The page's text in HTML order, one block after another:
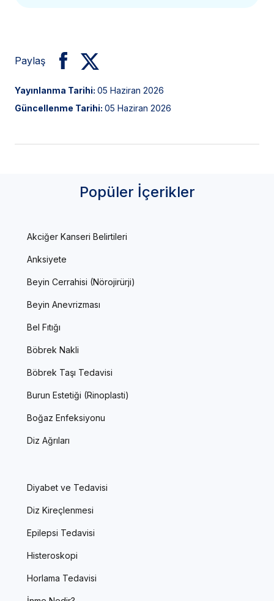
Paylaş
Yayınlanma Tarihi: 05 Haziran 2026
Güncellenme Tarihi: 05 Haziran 2026
Popüler İçerikler
Akciğer Kanseri Belirtileri
Anksiyete
Beyin Cerrahisi (Nörojirürji)
Beyin Anevrizması
Bel Fıtığı
Böbrek Nakli
Böbrek Taşı Tedavisi
Burun Estetiği (Rinoplasti)
Boğaz Enfeksiyonu
Diz Ağrıları
Diyabet ve Tedavisi
Diz Kireçlenmesi
Epilepsi Tedavisi
Histeroskopi
Horlama Tedavisi